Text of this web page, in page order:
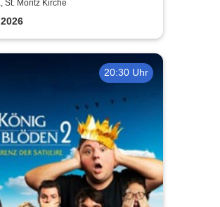
Weihnachts-Show
St. Moritz Kirche
20:30 Uhr